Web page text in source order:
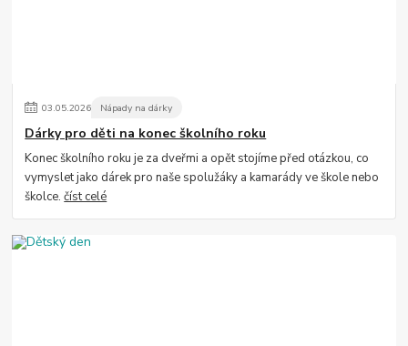
03.05.2026 Nápady na dárky
Dárky pro děti na konec školního roku
Konec školního roku je za dveřmi a opět stojíme před otázkou, co
vymyslet jako dárek pro naše spolužáky a kamarády ve škole nebo
školce.číst celé